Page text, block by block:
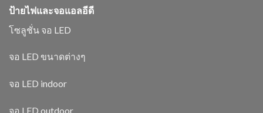
ป้ายไฟและจอแอลอีดี
โซลูชั่น จอ LED
จอ LED ขนาดต่างๆ
จอ LED indoor
จอ LED outdoor